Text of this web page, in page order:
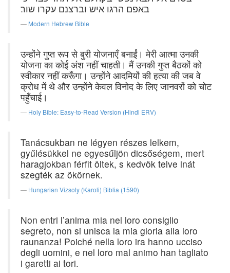
באפם הרגו איש וברצנם עקרו שור׃
Modern Hebrew Bible
उन्होंने गुप्त रूप से बुरी योजनाएँ बनाईं। मेरी आत्मा उनकी
योजना का कोई अंश नहीं चाहती। मैं उनकी गुप्त बैठकों को
स्वीकार नहीं करूँगा। उन्होंने आदमियों की हत्या की जब वे
क्रोध में थे और उन्होंने केवल विनोद के लिए जानवरों को चोट
पहुँचाई।
Holy Bible: Easy-to-Read Version (Hindi ERV)
Tanácsukban ne légyen részes lelkem,
gyűlésükkel ne egyesűljön dicsőségem, mert
haragjokban férfit öltek, s kedvök telve inát
szegték az ökörnek.
Hungarian Vizsoly (Karoli) Biblia (1590)
Non entri l’anima mia nel loro consiglio
segreto, non si unisca la mia gloria alla loro
raunanza! Poiché nella loro ira hanno ucciso
degli uomini, e nel loro mal animo han tagliato
i garetti ai tori.